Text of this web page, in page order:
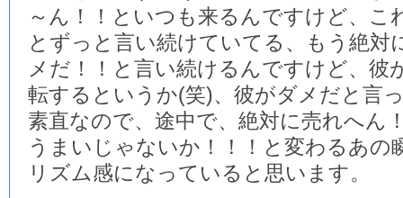
～ん！！といつも来るんですけど、こ
とずっと言い続けていてる、もう絶対
メだ！！と言い続けるんですけど、彼
転するというか(笑)、彼がダメだと言
素直なので、途中で、絶対に売れへん
うまいじゃないか！！！と変わるあの
リズム感になっていると思います。